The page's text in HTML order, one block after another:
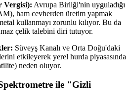
Vergisi): Avrupa Birliği'nin uyguladığı
ham cevherden üretim yapmak
kullanmayı zorunlu kılıyor. Bu da
çelik talebini diri tutuyor.
Süveyş Kanalı ve Orta Doğu'daki
etkileyerek yerel hurda piyasasında
neden oluyor.
ile "Gizli